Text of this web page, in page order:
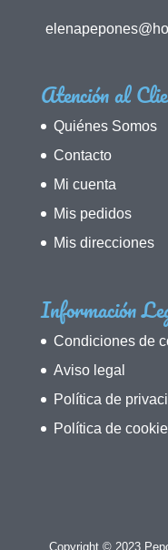
Atención al
Quiénes Somos
Contacto
Mi cuenta
Mis pedidos
Mis direcciones
Información
Condiciones de
Aviso legal
Política de
Política de
Copyright © 2023